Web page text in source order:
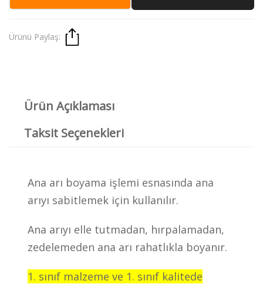
Ürünü Paylaş:
Ürün Açıklaması
Taksit Seçenekleri
Ana arı boyama işlemi esnasında ana
arıyı sabitlemek için kullanılır.
Ana arıyı elle tutmadan, hırpalamadan,
zedelemeden ana arı rahatlıkla boyanır.
1. sınıf malzeme ve 1. sınıf kalitede